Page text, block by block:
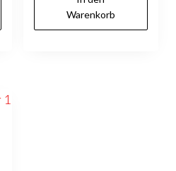
Warenkorb